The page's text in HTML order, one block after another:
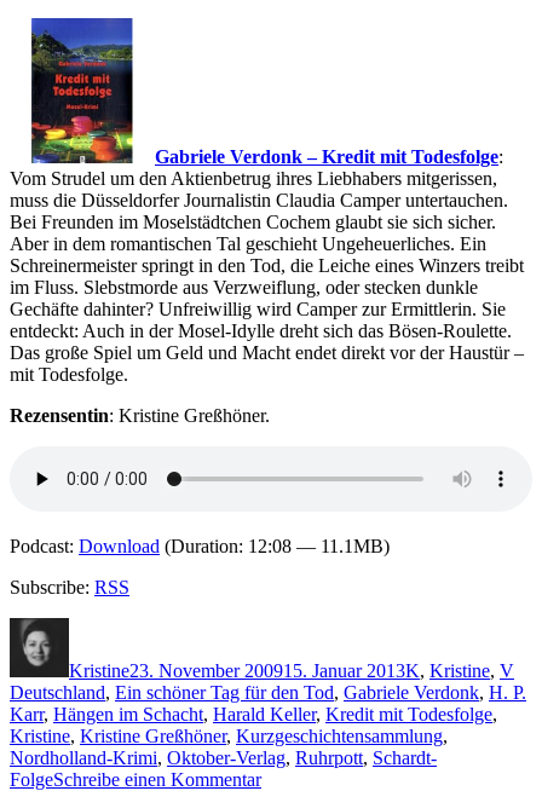
Gabriele Verdonk – Kredit mit Todesfolge:
Vom Strudel um den Aktienbetrug ihres Liebhabers mitgerissen,
muss die Düsseldorfer Journalistin Claudia Camper untertauchen.
Bei Freunden im Moselstädtchen Cochem glaubt sie sich sicher.
Aber in dem romantischen Tal geschieht Ungeheuerliches. Ein
Schreinermeister springt in den Tod, die Leiche eines Winzers treibt
im Fluss. Slebstmorde aus Verzweiflung, oder stecken dunkle
Gechäfte dahinter? Unfreiwillig wird Camper zur Ermittlerin. Sie
entdeckt: Auch in der Mosel-Idylle dreht sich das Bösen-Roulette.
Das große Spiel um Geld und Macht endet direkt vor der Haustür –
mit Todesfolge.
Rezensentin: Kristine Greßhöner.
Podcast: Download (Duration: 12:08 — 11.1MB)
Subscribe: RSS
Kristine23. November 200915. Januar 2013K, Kristine, V
Deutschland, Ein schöner Tag für den Tod, Gabriele Verdonk, H. P.
Karr, Hängen im Schacht, Harald Keller, Kredit mit Todesfolge,
Kristine, Kristine Greßhöner, Kurzgeschichtensammlung,
Nordholland-Krimi, Oktober-Verlag, Ruhrpott, Schardt-
FolgeSchreibe einen Kommentarzu